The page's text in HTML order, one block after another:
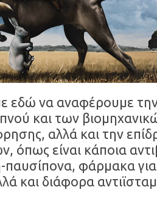
εδώ να αναφέρουμε
και των
αλλά και την
όπως είναι κάποια
παυσίπονα, φάρμακα
και διάφορα